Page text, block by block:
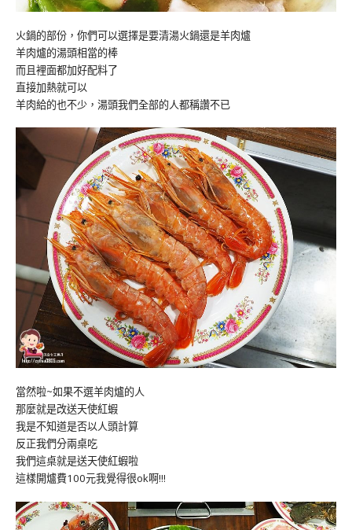
火鍋的部份，你們可以選擇是要清湯火鍋還是羊肉爐
羊肉爐的湯頭相當的棒
而且裡面都加好配料了
直接加熱就可以
羊肉給的也不少，湯頭我們全部的人都稱讚不已
當然啦~如果不選羊肉爐的人
那麼就是改送天使紅蝦
我是不知道是否以人頭計算
反正我們分兩桌吃
我們這桌就是送天使紅蝦啦
這樣開爐費100元我覺得很ok啊!!!